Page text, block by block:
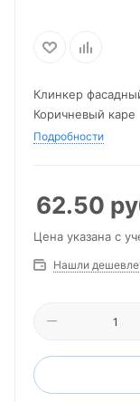
Клинкер
Коричневый каре
Подробности
62.50
Цена указана с
Нашли